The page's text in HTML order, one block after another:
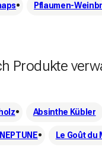
Pflaumen-
Produkte
Absinthe Kübler
Le Goût du